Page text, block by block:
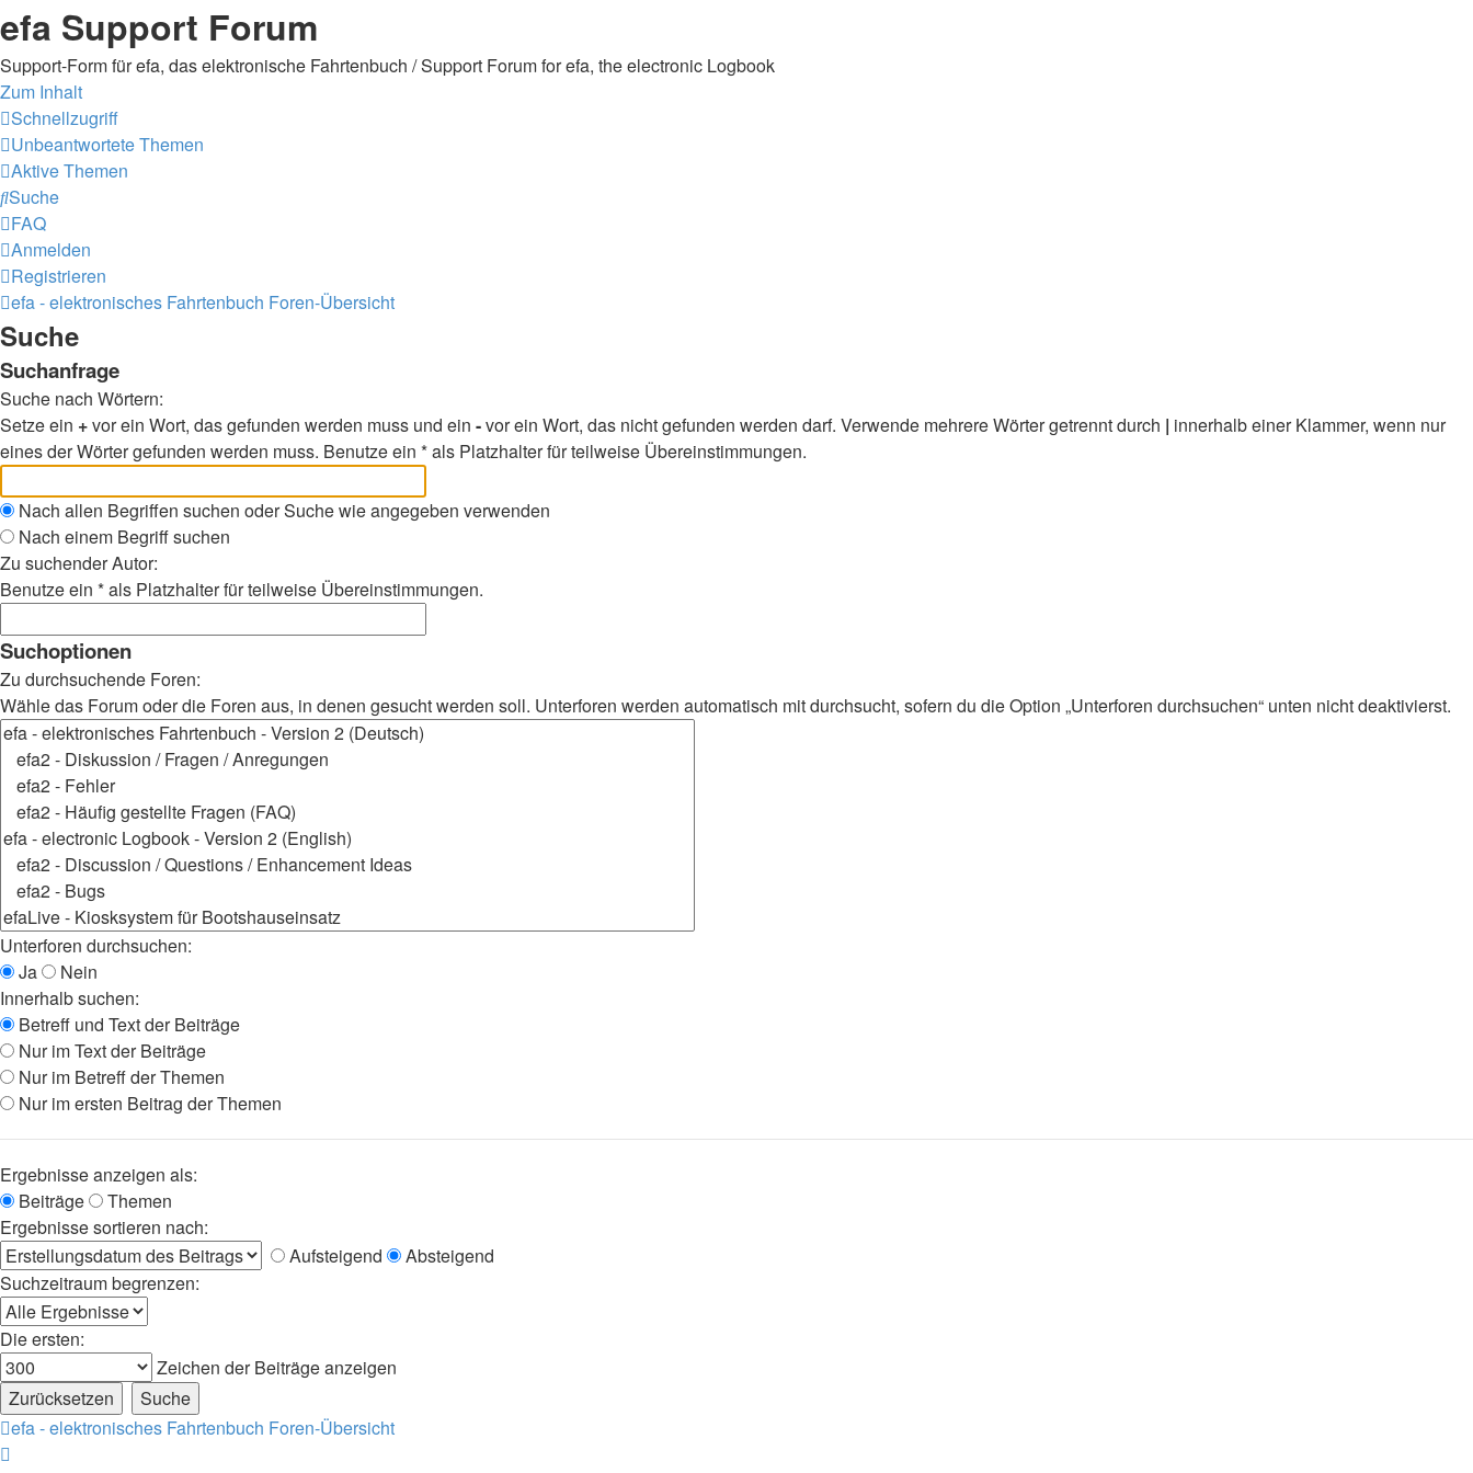
efa Support Forum
Support-Form für efa, das elektronische Fahrtenbuch / Support Forum for efa, the electronic Logbook
Zum Inhalt
Schnellzugriff
Unbeantwortete Themen
Aktive Themen
Suche
FAQ
Anmelden
Registrieren
efa - elektronisches Fahrtenbuch Foren-Übersicht
Suche
Suchanfrage
Suche nach Wörtern:
Setze ein +vor ein Wort, das gefunden werden muss und ein -vor ein Wort, das nicht gefunden werden darf. Verwende mehrere Wörter getrennt durch | innerhalb einer Klammer, wenn nur
eines der Wörter gefunden werden muss. Benutze ein * als Platzhalter für teilweise Übereinstimmungen.
Nach allen Begriffen suchen oder Suche wie angegeben verwenden
Nach einem Begriff suchen
Zu suchender Autor:
Benutze ein * als Platzhalter für teilweise Übereinstimmungen.
Suchoptionen
Zu durchsuchende Foren:
Wähle das Forum oder die Foren aus, in denen gesucht werden soll. Unterforen werden automatisch mit durchsucht, sofern du die Option „Unterforen durchsuchen“ unten nicht deaktivierst.
Unterforen durchsuchen:
Ja
Nein
Innerhalb suchen:
Betreff und Text der Beiträge
Nur im Text der Beiträge
Nur im Betreff der Themen
Nur im ersten Beitrag der Themen
Ergebnisse anzeigen als:
Beiträge
Themen
Ergebnisse sortieren nach:
Aufsteigend
Absteigend
Suchzeitraum begrenzen:
Die ersten:
Zeichen der Beiträge anzeigen
efa - elektronisches Fahrtenbuch Foren-Übersicht